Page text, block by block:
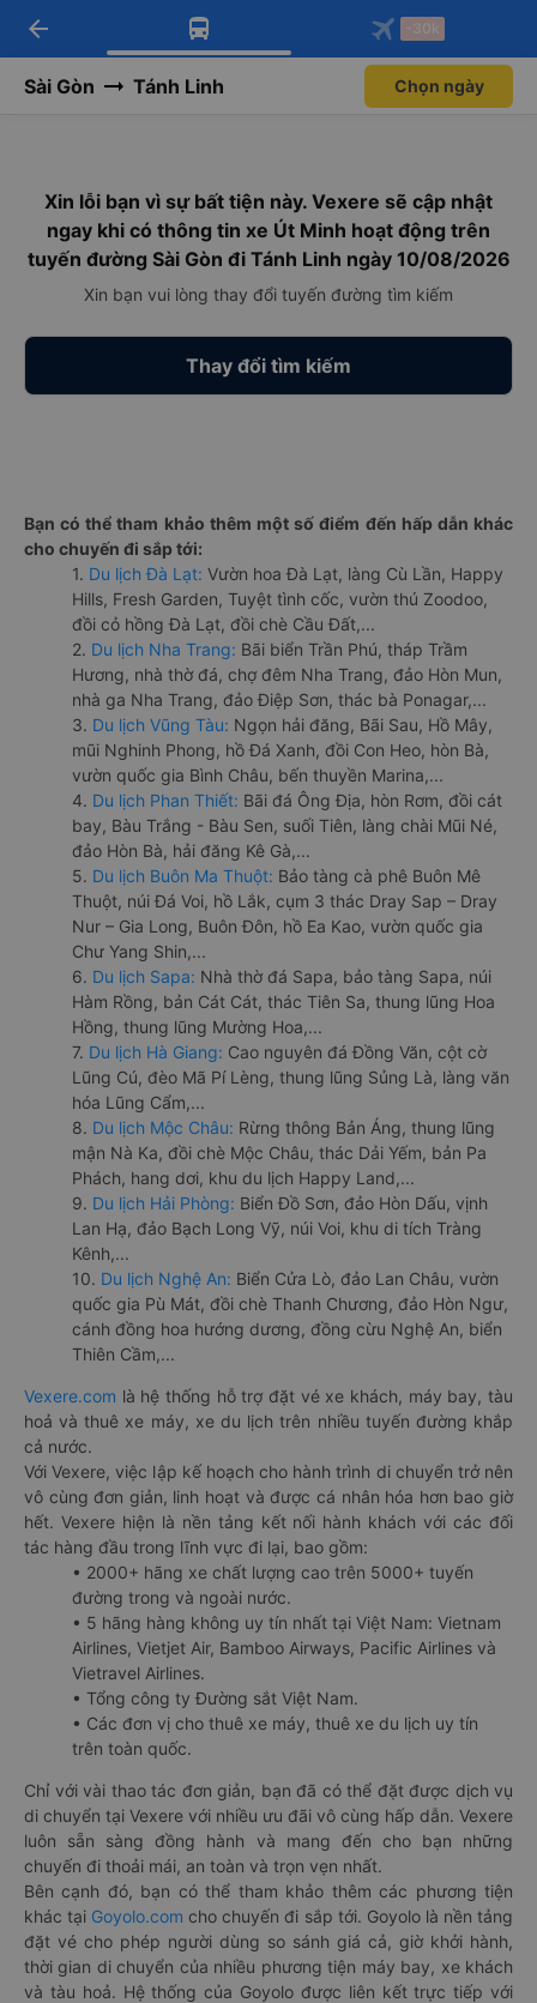
Tải app Vexere ngay!
Nhận ưu đãi thành viên độc
Mở app
Tải app Vexere
-30k/ghế khi đặt vé máy bay qua
Mở app
arrow_back -30k
Sài Gòn Tánh Linh Chọn ngày
Xin lỗi bạn vì sự bất tiện này. Vexere sẽ cập nhật
ngay khi có thông tin xe Út Minh hoạt động trên
tuyến đường Sài Gòn đi Tánh Linh ngày 10/08/2026
Xin bạn vui lòng thay đổi tuyến đường tìm kiếm
Thay đổi tìm kiếm
Bạn có thể tham khảo thêm một số điểm đến hấp dẫn khác
cho chuyến đi sắp tới:
1. Du lịch Đà Lạt: Vườn hoa Đà Lạt, làng Cù Lần, Happy
Hills, Fresh Garden, Tuyệt tình cốc, vườn thú Zoodoo,
đồi cỏ hồng Đà Lạt, đồi chè Cầu Đất,...
2. Du lịch Nha Trang: Bãi biển Trần Phú, tháp Trầm
Hương, nhà thờ đá, chợ đêm Nha Trang, đảo Hòn Mun,
nhà ga Nha Trang, đảo Điệp Sơn, thác bà Ponagar,...
3. Du lịch Vũng Tàu: Ngọn hải đăng, Bãi Sau, Hồ Mây,
mũi Nghinh Phong, hồ Đá Xanh, đồi Con Heo, hòn Bà,
vườn quốc gia Bình Châu, bến thuyền Marina,...
4. Du lịch Phan Thiết: Bãi đá Ông Địa, hòn Rơm, đồi cát
bay, Bàu Trắng - Bàu Sen, suối Tiên, làng chài Mũi Né,
đảo Hòn Bà, hải đăng Kê Gà,...
5. Du lịch Buôn Ma Thuột: Bảo tàng cà phê Buôn Mê
Thuột, núi Đá Voi, hồ Lắk, cụm 3 thác Dray Sap – Dray
Nur – Gia Long, Buôn Đôn, hồ Ea Kao, vườn quốc gia
Chư Yang Shin,...
6. Du lịch Sapa: Nhà thờ đá Sapa, bảo tàng Sapa, núi
Hàm Rồng, bản Cát Cát, thác Tiên Sa, thung lũng Hoa
Hồng, thung lũng Mường Hoa,...
7. Du lịch Hà Giang: Cao nguyên đá Đồng Văn, cột cờ
Lũng Cú, đèo Mã Pí Lèng, thung lũng Sủng Là, làng văn
hóa Lũng Cẩm,...
8. Du lịch Mộc Châu: Rừng thông Bản Áng, thung lũng
mận Nà Ka, đồi chè Mộc Châu, thác Dải Yếm, bản Pa
Phách, hang dơi, khu du lịch Happy Land,...
9. Du lịch Hải Phòng: Biển Đồ Sơn, đảo Hòn Dấu, vịnh
Lan Hạ, đảo Bạch Long Vỹ, núi Voi, khu di tích Tràng
Kênh,...
10. Du lịch Nghệ An: Biển Cửa Lò, đảo Lan Châu, vườn
quốc gia Pù Mát, đồi chè Thanh Chương, đảo Hòn Ngư,
cánh đồng hoa hướng dương, đồng cừu Nghệ An, biển
Thiên Cầm,...
Vexere.com là hệ thống hỗ trợ đặt vé xe khách, máy bay, tàu
hoả và thuê xe máy, xe du lịch trên nhiều tuyến đường khắp
cả nước.
Với Vexere, việc lập kế hoạch cho hành trình di chuyển trở nên
vô cùng đơn giản, linh hoạt và được cá nhân hóa hơn bao giờ
hết. Vexere hiện là nền tảng kết nối hành khách với các đối
tác hàng đầu trong lĩnh vực đi lại, bao gồm:
• 2000+ hãng xe chất lượng cao trên 5000+ tuyến
đường trong và ngoài nước.
• 5 hãng hàng không uy tín nhất tại Việt Nam: Vietnam
Airlines, Vietjet Air, Bamboo Airways, Pacific Airlines và
Vietravel Airlines.
• Tổng công ty Đường sắt Việt Nam.
• Các đơn vị cho thuê xe máy, thuê xe du lịch uy tín
trên toàn quốc.
Chỉ với vài thao tác đơn giản, bạn đã có thể đặt được dịch vụ
di chuyển tại Vexere với nhiều ưu đãi vô cùng hấp dẫn. Vexere
luôn sẵn sàng đồng hành và mang đến cho bạn những
chuyến đi thoải mái, an toàn và trọn vẹn nhất.
Bên cạnh đó, bạn có thể tham khảo thêm các phương tiện
khác tại Goyolo.com cho chuyến đi sắp tới. Goyolo là nền tảng
đặt vé cho phép người dùng so sánh giá cả, giờ khởi hành,
thời gian di chuyển của nhiều phương tiện máy bay, xe khách
và tàu hoả. Hệ thống của Goyolo được liên kết trực tiếp với